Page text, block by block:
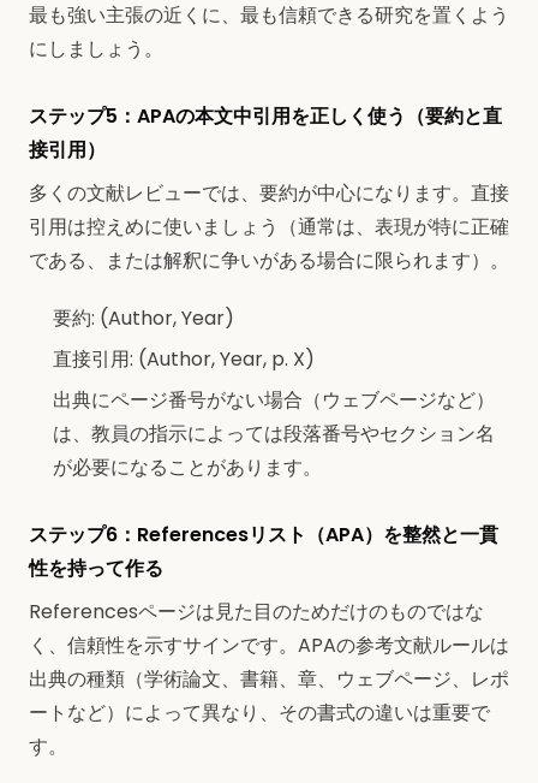
最も強い主張の近くに、最も信頼できる研究を置くよう
にしましょう。
ステップ5：APAの本文中引用を正しく使う（要約と直
接引用）
多くの文献レビューでは、要約が中心になります。直接
引用は控えめに使いましょう（通常は、表現が特に正確
である、または解釈に争いがある場合に限られます）。
要約: (Author, Year)
直接引用: (Author, Year, p. X)
出典にページ番号がない場合（ウェブページなど）
は、教員の指示によっては段落番号やセクション名
が必要になることがあります。
ステップ6：Referencesリスト（APA）を整然と一貫
性を持って作る
Referencesページは見た目のためだけのものではな
く、信頼性を示すサインです。APAの参考文献ルールは
出典の種類（学術論文、書籍、章、ウェブページ、レポ
ートなど）によって異なり、その書式の違いは重要で
す。